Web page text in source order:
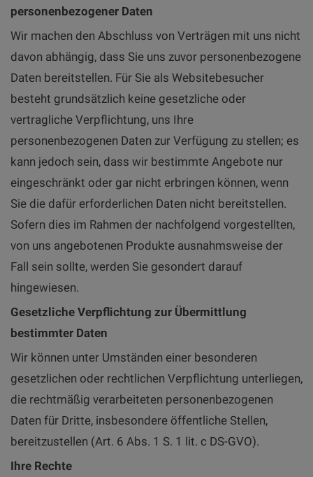
personenbezogener Daten
Wir machen den Abschluss von Verträgen mit uns nicht
davon abhängig, dass Sie uns zuvor personenbezogene
Daten bereitstellen. Für Sie als Websitebesucher
besteht grundsätzlich keine gesetzliche oder
vertragliche Verpflichtung, uns Ihre
personenbezogenen Daten zur Verfügung zu stellen; es
kann jedoch sein, dass wir bestimmte Angebote nur
eingeschränkt oder gar nicht erbringen können, wenn
Sie die dafür erforderlichen Daten nicht bereitstellen.
Sofern dies im Rahmen der nachfolgend vorgestellten,
von uns angebotenen Produkte ausnahmsweise der
Fall sein sollte, werden Sie gesondert darauf
hingewiesen.
Gesetzliche Verpflichtung zur Übermittlung
bestimmter Daten
Wir können unter Umständen einer besonderen
gesetzlichen oder rechtlichen Verpflichtung unterliegen,
die rechtmäßig verarbeiteten personenbezogenen
Daten für Dritte, insbesondere öffentliche Stellen,
bereitzustellen (Art. 6 Abs. 1 S. 1 lit. c DS-GVO).
Ihre Rechte